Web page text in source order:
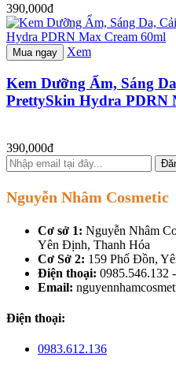
390,000đ
Mua ngay Xem
Kem Dưỡng Ẩm, Sáng
PrettySkin Hydra PDRN
390,000đ
Nguyễn Nhâm Cosmetic
Cơ sở 1: Nguyễn Nhâm
Yên Định, Thanh Hóa
Cơ Sở 2: 159 Phố Đồn,
Điện thoại: 0985.546.132
Email:
Điện thoại:
0983.612.136